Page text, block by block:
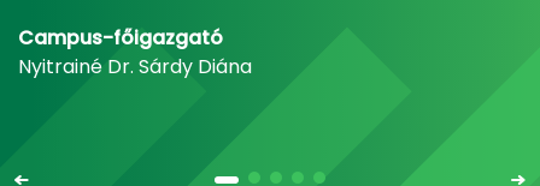
Campus-főigazgató
Nyitrainé Dr. Sárdy Diána